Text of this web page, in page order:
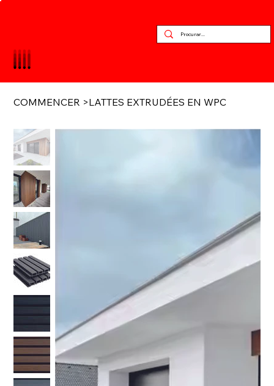
COMMENCER >LATTES EXTRUDÉES EN WPC